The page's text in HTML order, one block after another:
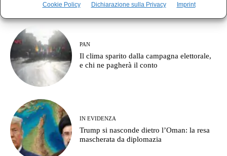
Cookie Policy Dichiarazione sulla Privacy Imprint
PAN
Il clima sparito dalla campagna elettorale,
e chi ne pagherà il conto
IN EVIDENZA
Trump si nasconde dietro l’Oman: la resa
mascherata da diplomazia